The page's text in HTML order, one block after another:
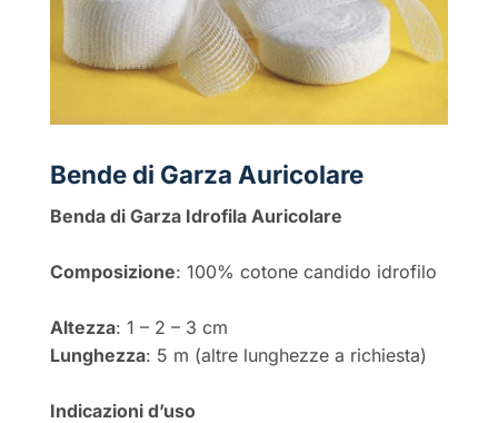
Bende di Garza Auricolare
Benda di Garza Idrofila Auricolare
Composizione: 100% cotone candido idrofilo
Altezza: 1 – 2 – 3 cm
Lunghezza: 5 m (altre lunghezze a richiesta)
Indicazioni d’uso